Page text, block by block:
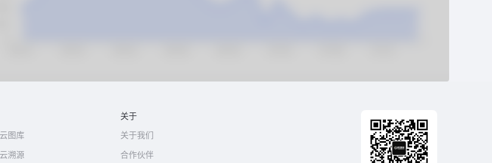
图库
溯源
关于
关于我们
合作伙伴